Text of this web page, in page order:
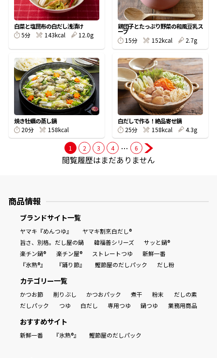
商品情報一覧
おすすめサイト
新鮮一番
氷熟®︎
だしパック
白菜と塩昆布の白だし浅漬け
5分
143kcal 12.0g
鶏団子とたっぷり野菜の和風豆乳ス
ープ
15分
152kcal 2.7g
焼き牡蠣の蒸し鍋
20分
158kcal
白だしで作る！絶品寄せ鍋
25分
158kcal 4.3g
1 2 3 4 … 6
閲覧履歴はまだありません
商品情報
ブランドサイト一覧
ヤマキ『めんつゆ』
ヤマキ割烹白だし®
旨さ、別格。だし屋の鍋
韓福善シリーズ
サッと鍋®
楽チン鍋®
楽チン屋® ストレートつゆ
新鮮一番
『氷熟®』
『踊り節』 鰹節屋のだしパック だし粉
カテゴリー一覧
かつお節 削りぶし かつおパック 煮干 粉末
だしの素
だしパック
つゆ 白だし 専用つゆ 鍋つゆ 業務用商品
おすすめサイト
新鮮一番 『氷熟®』 鰹節屋のだしパック